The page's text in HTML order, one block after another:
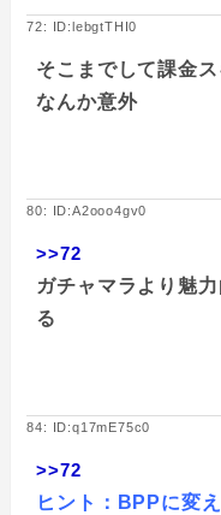
72: ID:lebgtTHI0
そこまでして課金
なんか意外
80: ID:A2ooo4gv0
>>72
ガチャマラより魅
る
84: ID:q17mE75c0
>>72
ヒント：BPPに変